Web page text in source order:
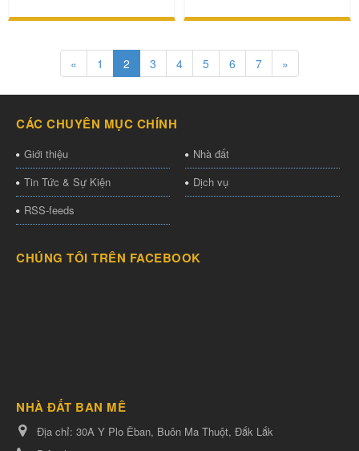
« 1 2 3 4 5 6 7 »
CÁC CHUYÊN MỤC CHÍNH
Giới thiệu
Nhà đất
Tin Tức & Sự Kiện
Dịch vụ
RSS-feeds
CHÚNG TÔI TRÊN FACEBOOK
NHÀ ĐẤT BAN MÊ
Địa chỉ: 30A Y Plo Êban, Buôn Ma Thuột, Đắk Lắk